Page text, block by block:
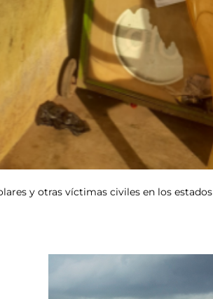
y otras víctimas civiles en los estados